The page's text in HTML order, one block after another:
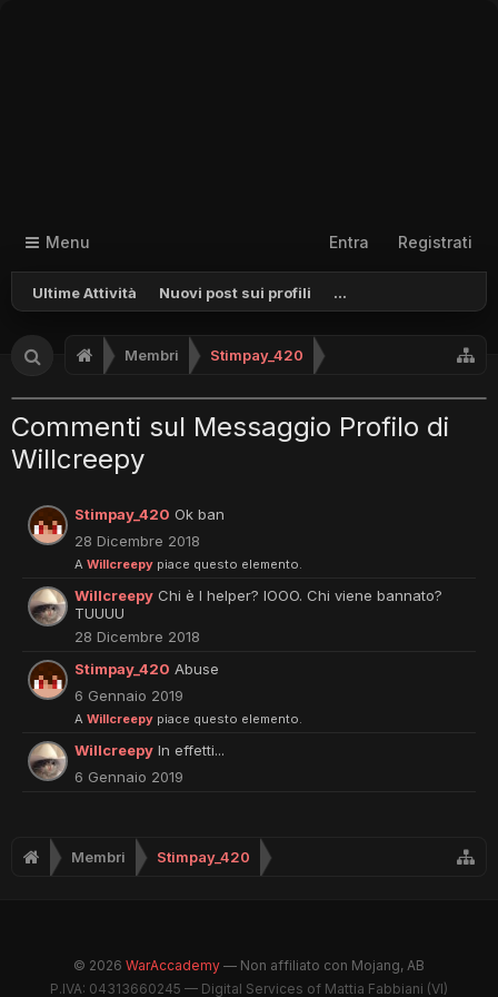
Menu
Ultime Attività Nuovi post sui profili ...
Entra Registrati
Membri Stimpay_420
Commenti sul Messaggio Profilo di
Willcreepy
Stimpay_420 Ok ban
28 Dicembre 2018
A Willcreepy piace questo elemento.
Willcreepy Chi è l helper? IOOO. Chi viene bannato?
TUUUU
28 Dicembre 2018
Stimpay_420 Abuse
6 Gennaio 2019
A Willcreepy piace questo elemento.
Willcreepy In effetti...
6 Gennaio 2019
Membri Stimpay_420
© 2026 WarAccademy — Non affiliato con Mojang, AB
P.IVA: 04313660245 — Digital Services of Mattia Fabbiani (VI)